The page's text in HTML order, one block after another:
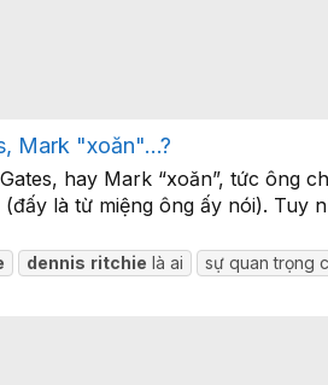
Mark "xoăn"...?
hay Mark “xoăn”, tức ông
là từ miệng ông ấy nói). Tuy
dennis ritchie là ai sự quan trọng